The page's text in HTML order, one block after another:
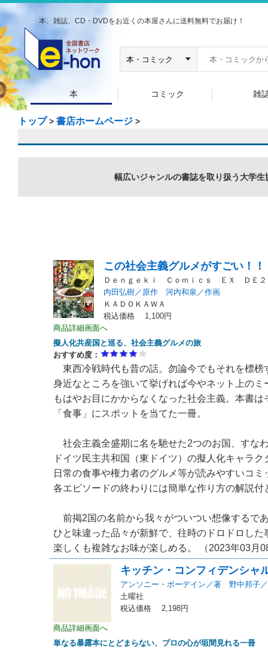
本、雑誌、CD・DVDをお近くの本屋さんに送料無料でお届け！
本 コミック 雑
トップ > 書店ホームページ>
幅広いジャンルの書誌を取り扱う大学生
この社会主義グルメがすごい！！
Ｄｅｎｇｅｋｉ Ｃｏｍｉｃｓ ＥＸ ＤＥ２
内田弘樹／原作 河内和泉／作画
ＫＡＤＯＫＡＷＡ
税込価格 1,100円
商品詳細画面へ
擬人化共産国と巡る、社会主義グルメの旅
おすすめ度：
東西冷戦時代も昔の話。勿論今でもそれを標榜
身近なところを強いて挙げれば今やネット上のミ
もはやお目にかからなくなった社会主義。本書
「食事」にスポットを当てた一冊。
社会主義全盛期に名を馳せた2つのお国、すな
ドイツ民主共和国（東ドイツ）の擬人化キャラク
日常の食事や権力者のグルメ等が読みやすいコミ
各エピソードの終わりには簡単な作り方の解説付
前掲2国の名前から我々がついつい想像するで
ひと味違った品々が新鮮で、往時のドロドロした
楽しくも複雑なお味が楽しめる。 （2023年03月
キッチン・コンフィデンシャ
アンソニー・ボーデイン／著 野中邦子
土曜社
税込価格 2,198円
商品詳細画面へ
単なる暴露本にとどまらない、プロの心が垣間見れる一冊